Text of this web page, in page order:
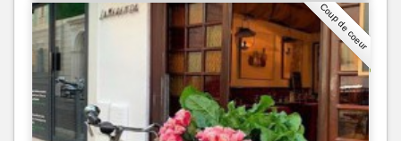
Coup de coeur